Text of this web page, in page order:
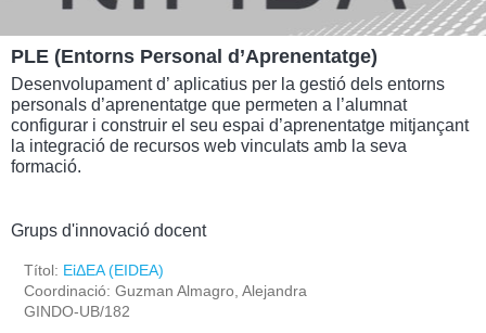
PLE (Entorns Personal d’Aprenentatge)
Desenvolupament d’ aplicatius per la gestió dels entorns
personals d’aprenentatge que permeten a l’alumnat
configurar i construir el seu espai d’aprenentatge mitjançant
la integració de recursos web vinculats amb la seva
formació.
Grups d'innovació docent
Títol: ΕἰΔEΑ (EIDEA)
Coordinació: Guzman Almagro, Alejandra
GINDO-UB/182